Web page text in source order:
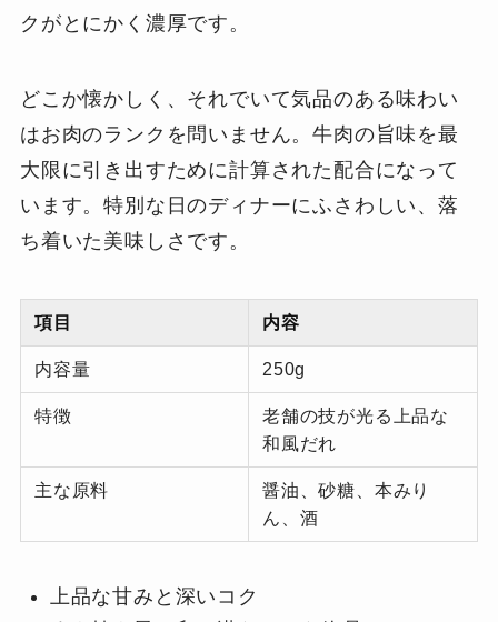
クがとにかく濃厚です。
どこか懐かしく、それでいて気品のある味わい
はお肉のランクを問いません。牛肉の旨味を最
大限に引き出すために計算された配合になって
います。特別な日のディナーにふさわしい、落
ち着いた美味しさです。
項目 内容
内容量 250g
特徴
老舗の技が光る上品な
和風だれ
主な原料
醤油、砂糖、本みり
ん、酒
上品な甘みと深いコク